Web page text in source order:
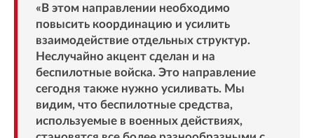
«В этом направлении необходимо
повысить координацию и усилить
взаимодействие отдельных структур.
Неслучайно акцент сделан и на
беспилотные войска. Это направление
сегодня также нужно усиливать. Мы
видим, что беспилотные средства,
используемые в военных действиях,